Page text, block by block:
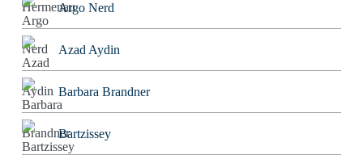
Argo Nerd
Azad Aydin
Barbara Brandner
Bartzissey